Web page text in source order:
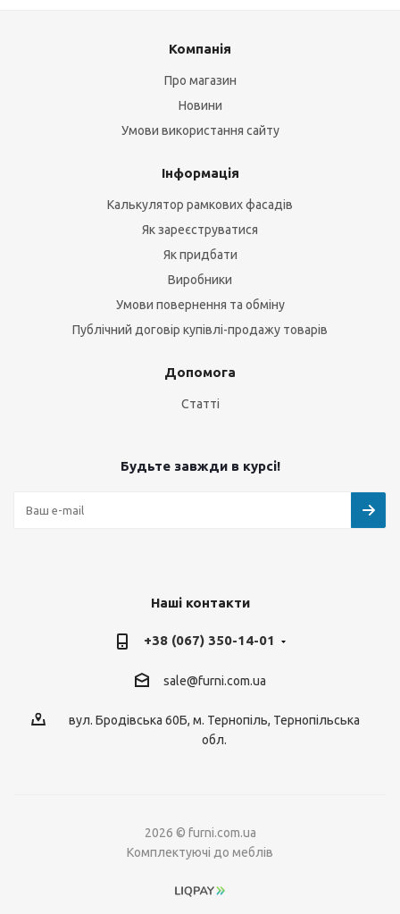
Компанія
Про магазин
Новини
Умови використання сайту
Інформація
Калькулятор рамкових фасадів
Як зареєструватися
Як придбати
Виробники
Умови повернення та обміну
Публічний договір купівлі-продажу товарів
Допомога
Статті
Будьте завжди в курсі!
Наші контакти
+38 (067) 350-14-01
sale@furni.com.ua
вул. Бродівська 60Б, м. Тернопіль, Тернопільська
обл.
2026 © furni.com.ua
Комплектуючі до меблів